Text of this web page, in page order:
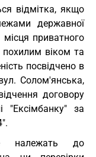
відмітка, якщо
державної
місця приватного
похилим віком та
посвідчено в
Солом'янська,
договору
"Ексімбанку" за
належать до